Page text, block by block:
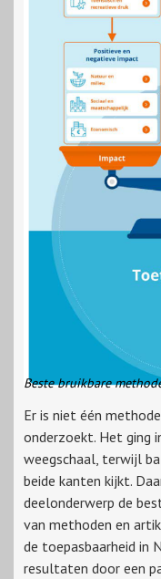
Beste bruikbare
Er is niet één
onderzoekt. Het ging
weegschaal, terwijl
beide kanten kijkt.
deelonderwerp de
van methoden en
de toepasbaarheid in
resultaten door een